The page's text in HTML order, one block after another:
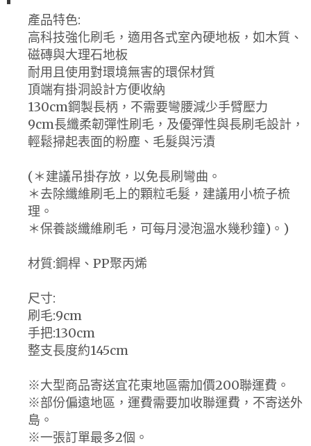
產品特色:
高科技強化刷毛，適用各式室內硬地板，如木質、
磁磚與大理石地板
耐用且使用對環境無害的環保材質
頂端有掛洞設計方便收納
130cm鋼製長柄，不需要彎腰減少手臂壓力
9cm長纖柔韌彈性刷毛，及優彈性與長刷毛設計，
輕鬆掃起表面的粉塵、毛髮與污漬
(＊建議吊掛存放，以免長刷彎曲。
＊去除纖維刷毛上的顆粒毛髮，建議用小梳子梳
理。
＊保養談纖維刷毛，可每月浸泡溫水幾秒鐘)。)
材質:鋼桿、PP聚丙烯
尺寸:
刷毛:9cm
手把:130cm
整支長度約145cm
※大型商品寄送宜花東地區需加價200聯運費。
※部份偏遠地區，運費需要加收聯運費，不寄送外
島。
※一張訂單最多2個。